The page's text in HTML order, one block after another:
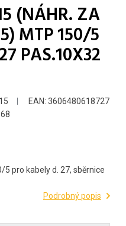
(NÁHR. ZA
MTP 150/5
PAS.10X32
EAN: 3606480618727
5 pro kabely d. 27, sběrnice
Podrobný popis